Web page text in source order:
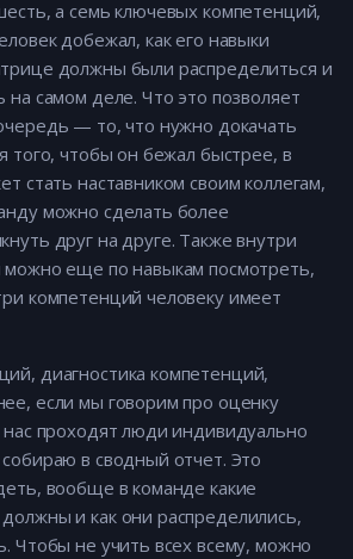
а семь ключевых компетенций,
добежал, как его навыки
должны были распределиться и
на самом деле. Что это позволяет
— то, что нужно докачать
того, чтобы он бежал быстрее, в
стать наставником своим коллегам,
можно сделать более
друг на друге. Также внутри
можно еще по навыкам посмотреть,
компетенций человеку имеет
диагностика компетенций,
если мы говорим про оценку
проходят люди индивидуально
в сводный отчет. Это
вообще в команде какие
и как они распределились,
Чтобы не учить всех всему, можно